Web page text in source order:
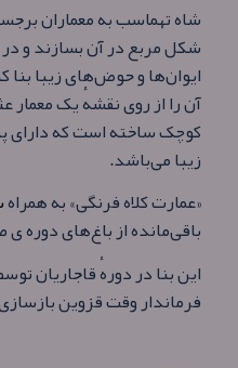
شاه تهماسب به معماران
شکل مربع در آن بسازند و در
ایوان‌ها و حوض‌های زیبا
آن را از روی نقشهٔ یک معمار
کوچک ساخته‌ است که دارای
زیبا می‌باشد.
«عمارت کلاه فرنگی» به همراه
باقی‌مانده از باغ‌های دوره
این بنا در دورهٔ قاجاریان
فرماندار وقت قزوین